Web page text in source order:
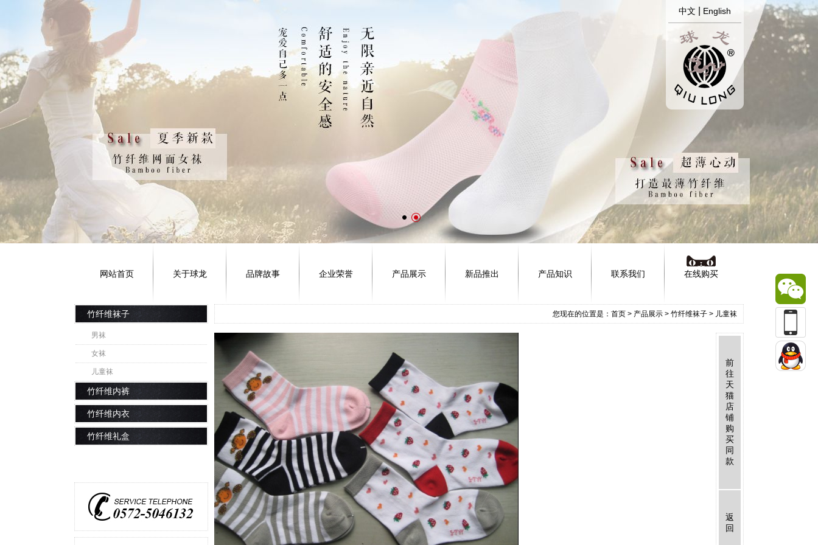
中文 English
网站首页 关于球龙 品牌故事 企业荣誉 产品展示 新品推出 产品知识 联系我们 在线购买
竹纤维袜子
男袜
女袜
儿童袜
竹纤维内裤
竹纤维内衣
竹纤维礼盒
您现在的位置是： 首页 > 产品展示 > 竹纤维袜子 > 儿童袜
前
往
天
猫
店
铺
购
买
同
款
返
回